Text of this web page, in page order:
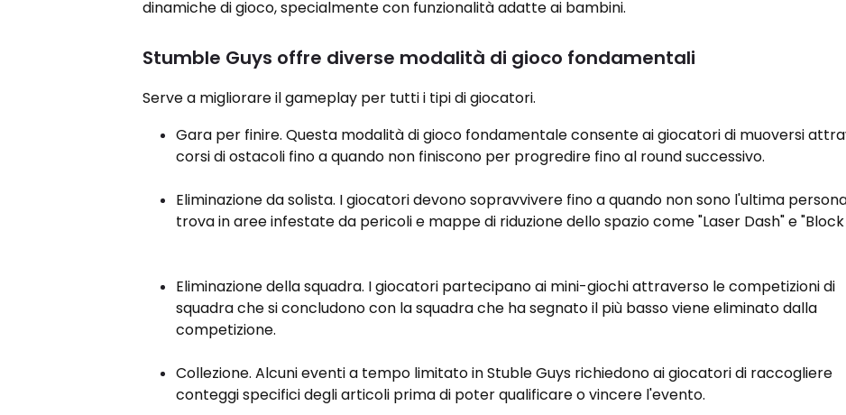
dinamiche di gioco, specialmente con funzionalità adatte ai bambini.
Stumble Guys offre diverse modalità di gioco fondamentali
Serve a migliorare il gameplay per tutti i tipi di giocatori.
Gara per finire. Questa modalità di gioco fondamentale consente ai giocatori di muoversi
corsi di ostacoli fino a quando non finiscono per progredire fino al round successivo.
Eliminazione da solista. I giocatori devono sopravvivere fino a quando non sono l'ultima
trova in aree infestate da pericoli e mappe di riduzione dello spazio come "Laser Dash" e "Block
Eliminazione della squadra. I giocatori partecipano ai mini-giochi attraverso le competizioni di
squadra che si concludono con la squadra che ha segnato il più basso viene eliminato dalla
competizione.
Collezione. Alcuni eventi a tempo limitato in Stuble Guys richiedono ai giocatori di raccogliere
conteggi specifici degli articoli prima di poter qualificare o vincere l'evento.